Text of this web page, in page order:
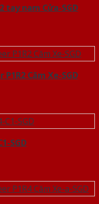
tay nam Cửa-SGD
P1R2 Căm Xe-SGD
SGD